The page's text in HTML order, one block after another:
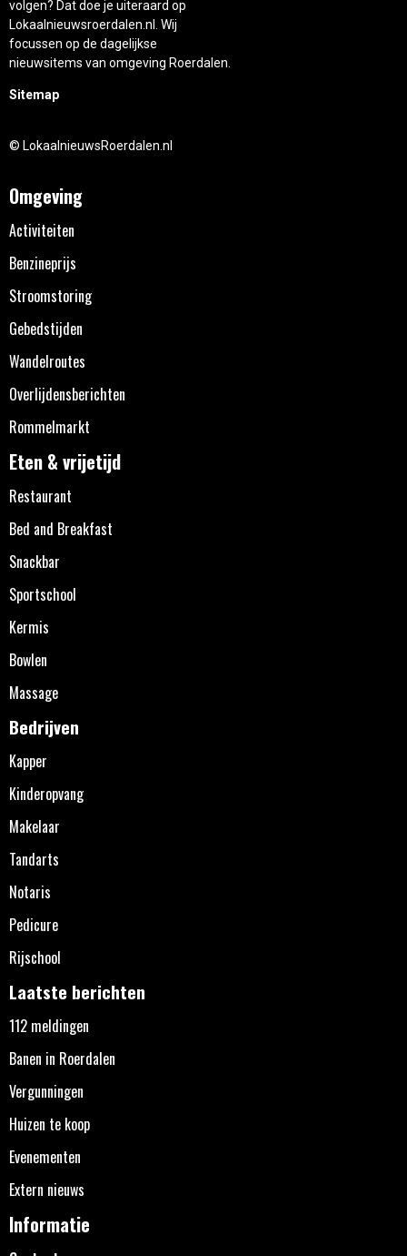
volgen? Dat doe je uiteraard op
Lokaalnieuwsroerdalen.nl. Wij
focussen op de dagelijkse
nieuwsitems van omgeving Roerdalen.
Sitemap
© LokaalnieuwsRoerdalen.nl
Omgeving
Activiteiten
Benzineprijs
Stroomstoring
Gebedstijden
Wandelroutes
Overlijdensberichten
Rommelmarkt
Eten & vrijetijd
Restaurant
Bed and Breakfast
Snackbar
Sportschool
Kermis
Bowlen
Massage
Bedrijven
Kapper
Kinderopvang
Makelaar
Tandarts
Notaris
Pedicure
Rijschool
Laatste berichten
112 meldingen
Banen in Roerdalen
Vergunningen
Huizen te koop
Evenementen
Extern nieuws
Informatie